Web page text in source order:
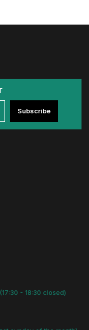
Subscribe
- 18:30 closed)